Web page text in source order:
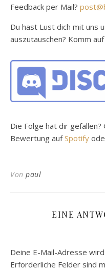
Feedback per Mail?
Du hast Lust dich mit uns
auszutauschen? Komm
Die Folge hat dir
Bewertung aufSpotify
Von paul
EINE
Deine E-Mail-Adresse
Erforderliche Felder sind